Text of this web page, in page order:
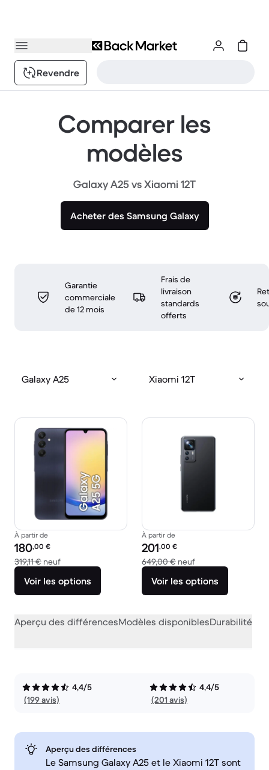
Revendre
Comparer les
modèles
Galaxy A25 vs Xiaomi 12T
Acheter des Samsung Galaxy
Garantie
commerciale
de 12 mois
Frais de
livraison
standards
offerts
Galaxy A25 Xiaomi 12T
À partir de
Prix reconditionné :
180,00 €
319,11 € neufcontre 319,11 € neuf
Voir les options
À partir de
Prix reconditionné :
201,00 €
649,00 € neufcontre 649,00 €
Voir les options
Aperçu des différencesModèles disponiblesDurabilité
4,4/5
(199 avis)
4,4/5
(201 avis)
Aperçu des différences
Le Samsung Galaxy A25 et le Xiaomi 12T sont